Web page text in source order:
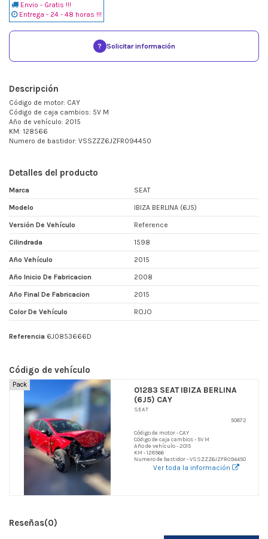
Envio - Gratis !!!
Entrega - 24 - 48 horas !!!
? Solicitar información
Descripción
Código de motor: CAY
Código de caja cambios: 5V M
Año de vehículo: 2015
KM: 128566
Numero de bastidor: VSSZZZ6JZFR094450
Detalles del producto
Marca SEAT
Modelo IBIZA BERLINA (6J5)
Versión De Vehículo Reference
Cilindrada 1598
Año Vehículo 2015
Año Inicio De Fabricacion 2008
Año Final De Fabricacion 2015
Color De Vehículo ROJO
Referencia 6J0853666D
Código de vehículo
Pack
01283 SEAT IBIZA BERLINA
(6J5) CAY
SEAT
50872
Código de motor - CAY
Código de caja cambios - 5V M
Año de vehículo - 2015
KM - 128566
Numero de bastidor - VSSZZZ6JZFR094450
Ver toda la información
Reseñas(0)